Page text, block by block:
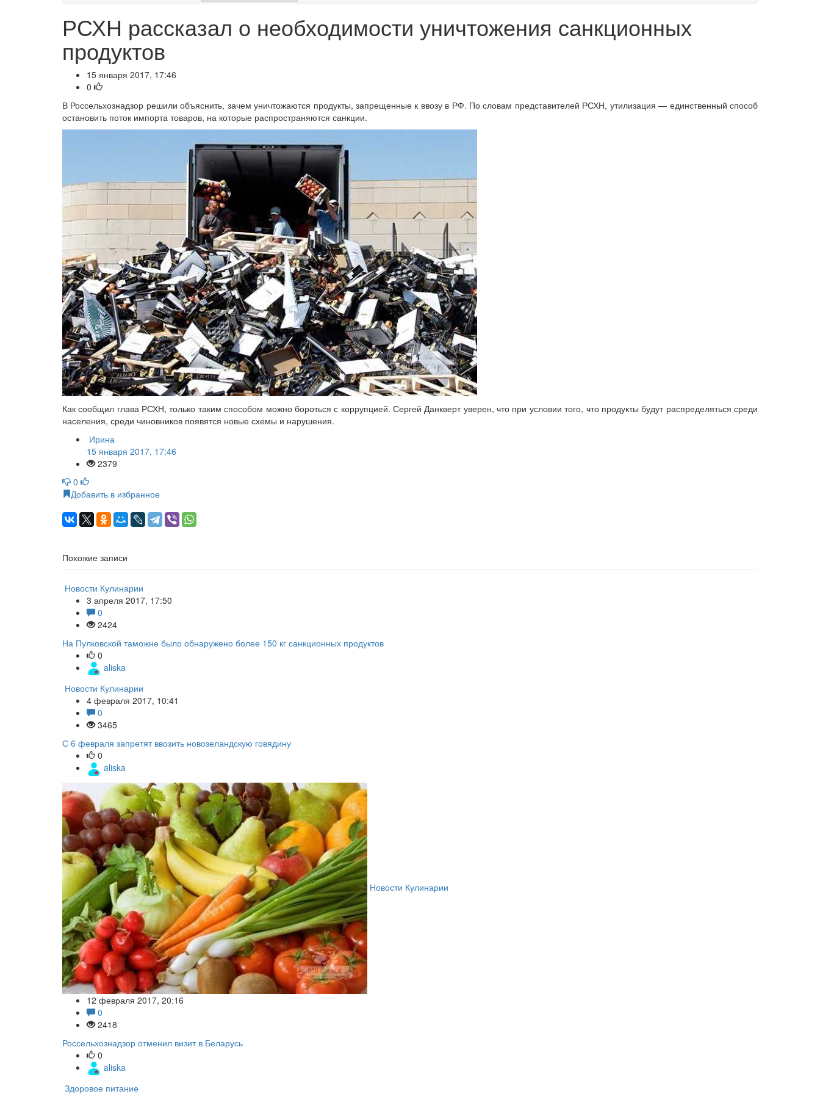
РСХН рассказал о необходимости уничтожения санкционных
продуктов
15 января 2017, 17:46
0
В Россельхознадзор решили объяснить, зачем уничтожаются продукты, запрещенные к ввозу в РФ. По словам представителей РСХН, утилизация — единственный способ
остановить поток импорта товаров, на которые распространяются санкции.
Как сообщил глава РСХН, только таким способом можно бороться с коррупцией. Сергей Данкверт уверен, что при условии того, что продукты будут распределяться среди
населения, среди чиновников появятся новые схемы и нарушения.
Ирина
15 января 2017, 17:46
2379
0
Добавить в избранное
Похожие записи
Новости Кулинарии
3 апреля 2017, 17:50
0
2424
На Пулковской таможне было обнаружено более 150 кг санкционных продуктов
0
aliska
Новости Кулинарии
4 февраля 2017, 10:41
0
3465
С 6 февраля запретят ввозить новозеландскую говядину
0
aliska
Новости Кулинарии
12 февраля 2017, 20:16
0
2418
Россельхознадзор отменил визит в Беларусь
0
aliska
Здоровое питание